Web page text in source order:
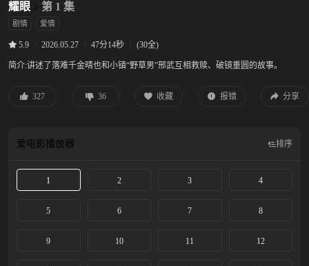
耀眼 第 1 集
剧情 爱情
5.9 2026.05.27 47分14秒 (30全)
简介:讲述了落难千金晴也和小镇“野草男”邢武互相救赎、破镜重圆的故事。
327 36 收藏 报错 分享
爱电影播放器 排序
1 2 3 4
5 6 7 8
9 10 11 12